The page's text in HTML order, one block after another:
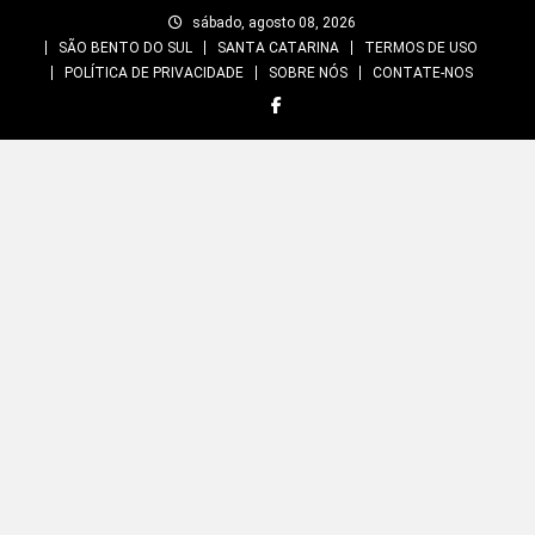
sábado, agosto 08, 2026
SÃO BENTO DO SUL
SANTA CATARINA
TERMOS DE USO
POLÍTICA DE PRIVACIDADE
SOBRE NÓS CONTATE-NOS